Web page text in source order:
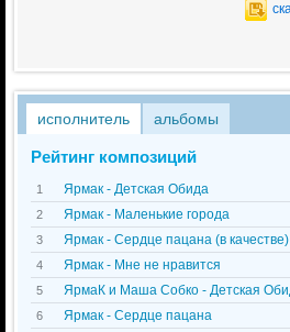
исполнитель альбомы
Рейтинг композиций
1 Ярмак - Детская Обида
2 Ярмак - Маленькие города
3 Ярмак - Cердце пацана (в качестве)
4 Ярмак - Мне не нравится
5 ЯрмаК и Маша Собко - Детская
6 Ярмак - Сердце пацана